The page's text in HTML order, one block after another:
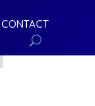
CONTACT